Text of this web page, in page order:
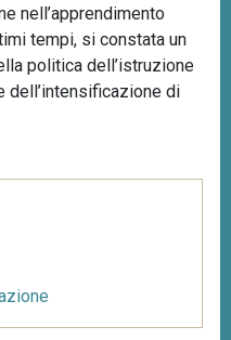
nell’apprendimento
tempi, si constata un
politica dell’istruzione
di